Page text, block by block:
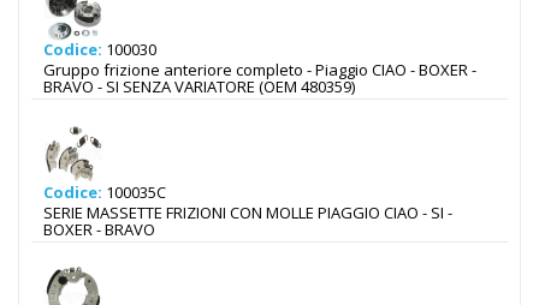
Codice: 100030
Gruppo frizione anteriore completo - Piaggio CIAO - BOXER -
BRAVO - SI SENZA VARIATORE (OEM 480359)
Codice: 100035C
SERIE MASSETTE FRIZIONI CON MOLLE PIAGGIO CIAO - SI -
BOXER - BRAVO